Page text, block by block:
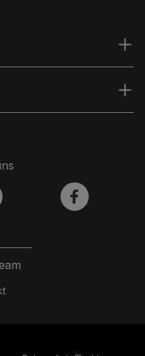
facebook